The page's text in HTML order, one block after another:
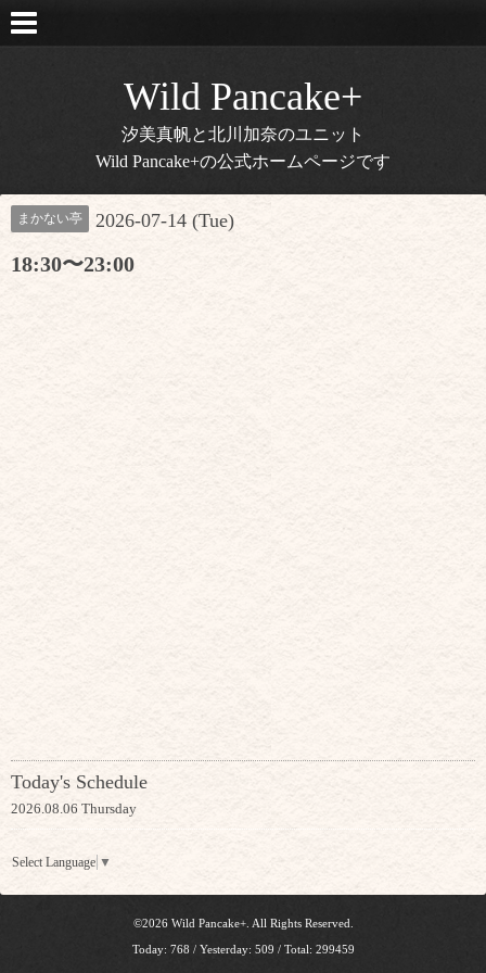
Wild Pancake+
汐美真帆と北川加奈のユニット
Wild Pancake+の公式ホームページです
まかない亭 2026-07-14 (Tue)
18:30〜23:00
Today's Schedule
2026.08.06 Thursday
Select Language ▼
©2026 Wild Pancake+. All Rights Reserved.
Today: 768 / Yesterday: 509 / Total: 299459